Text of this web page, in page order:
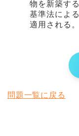
物を新築す
基準法によ
適用される。
問題一覧に戻る